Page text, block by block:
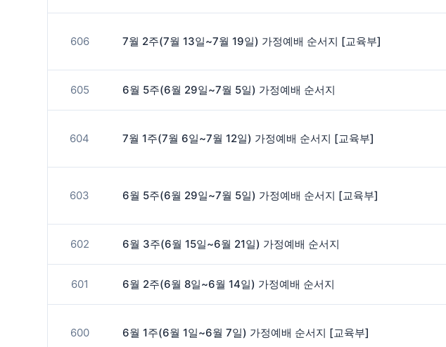
606 7월 2주(7월 13일~7월 19일) 가정예배 순서지 [교육부]
605 6월 5주(6월 29일~7월 5일) 가정예배 순서지
604 7월 1주(7월 6일~7월 12일) 가정예배 순서지 [교육부]
603 6월 5주(6월 29일~7월 5일) 가정예배 순서지 [교육부]
602 6월 3주(6월 15일~6월 21일) 가정예배 순서지
601 6월 2주(6월 8일~6월 14일) 가정예배 순서지
600 6월 1주(6월 1일~6월 7일) 가정예배 순서지 [교육부]